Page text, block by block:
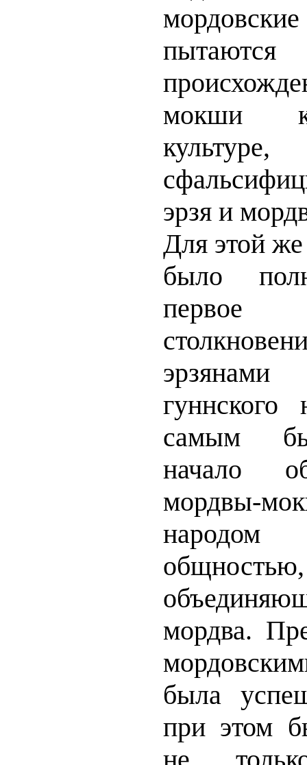
мокши к
эрзя и
Для этой
было
гуннского
самым
начало
мордвы-
мордва.
была
при этом